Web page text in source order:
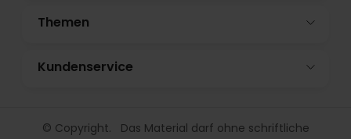
Themen
Kundenservice
© Copyright. Das Material darf ohne schriftliche